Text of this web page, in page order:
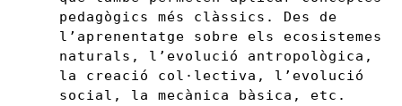
pedagògics més clàssics. Des de
l’aprenentatge sobre els ecosistemes
naturals, l’evolució antropològica,
la creació col·lectiva, l’evolució
social, la mecànica bàsica, etc.